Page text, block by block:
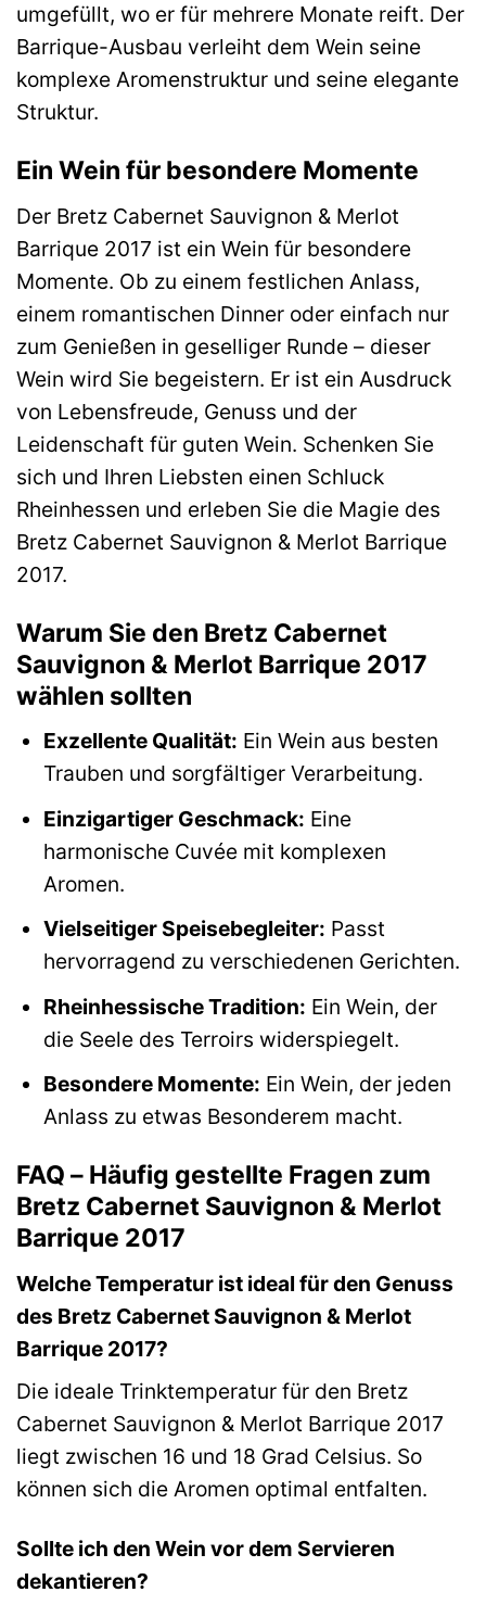
umgefüllt, wo er für mehrere Monate reift. Der
Barrique-Ausbau verleiht dem Wein seine
komplexe Aromenstruktur und seine elegante
Struktur.
Ein Wein für besondere Momente
Der Bretz Cabernet Sauvignon & Merlot
Barrique 2017 ist ein Wein für besondere
Momente. Ob zu einem festlichen Anlass,
einem romantischen Dinner oder einfach nur
zum Genießen in geselliger Runde – dieser
Wein wird Sie begeistern. Er ist ein Ausdruck
von Lebensfreude, Genuss und der
Leidenschaft für guten Wein. Schenken Sie
sich und Ihren Liebsten einen Schluck
Rheinhessen und erleben Sie die Magie des
Bretz Cabernet Sauvignon & Merlot Barrique
2017.
Warum Sie den Bretz Cabernet
Sauvignon & Merlot Barrique 2017
wählen sollten
Exzellente Qualität: Ein Wein aus besten
Trauben und sorgfältiger Verarbeitung.
Einzigartiger Geschmack: Eine
harmonische Cuvée mit komplexen
Aromen.
Vielseitiger Speisebegleiter: Passt
hervorragend zu verschiedenen Gerichten.
Rheinhessische Tradition: Ein Wein, der
die Seele des Terroirs widerspiegelt.
Besondere Momente: Ein Wein, der jeden
Anlass zu etwas Besonderem macht.
FAQ – Häufig gestellte Fragen zum
Bretz Cabernet Sauvignon & Merlot
Barrique 2017
Welche Temperatur ist ideal für den Genuss
des Bretz Cabernet Sauvignon & Merlot
Barrique 2017?
Die ideale Trinktemperatur für den Bretz
Cabernet Sauvignon & Merlot Barrique 2017
liegt zwischen 16 und 18 Grad Celsius. So
können sich die Aromen optimal entfalten.
Sollte ich den Wein vor dem Servieren
dekantieren?